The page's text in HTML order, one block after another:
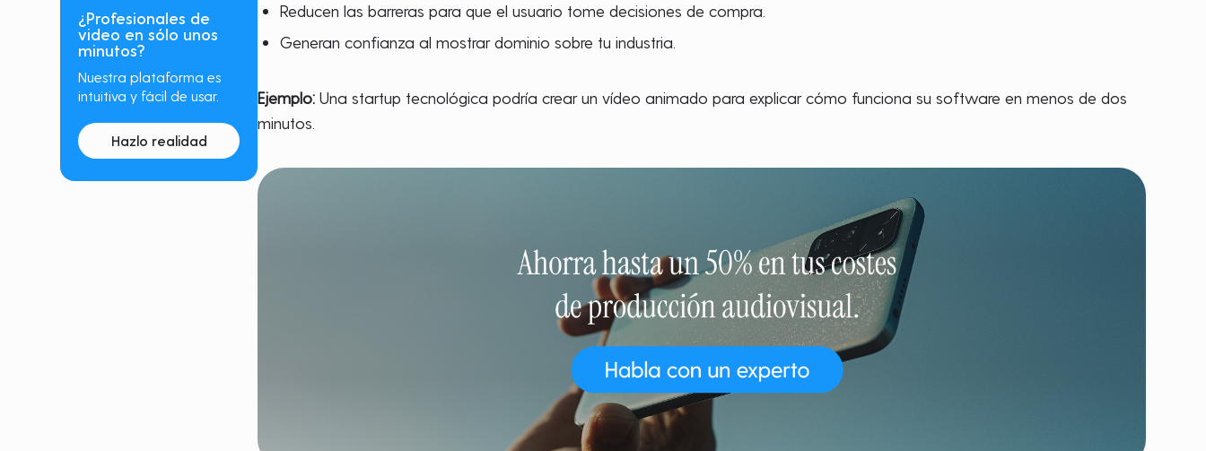
¿Profesionales de
video en sólo unos
minutos?
Nuestra plataforma es
intuitiva y fácil de usar.
Hazlo realidad
Reducen las barreras para que el usuario tome decisiones de compra.
Generan confianza al mostrar dominio sobre tu industria.
Ejemplo: Una startup tecnológica podría crear un vídeo animado para explicar cómo funciona su software en menos de dos
minutos.